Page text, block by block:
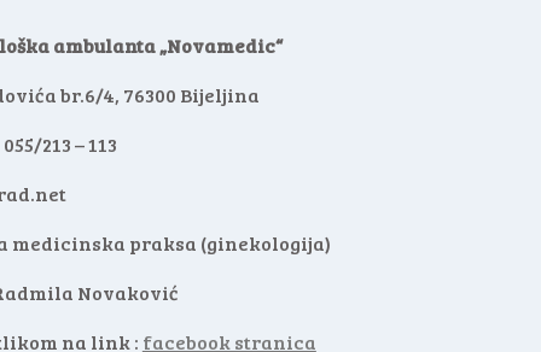
ambulanta „Novamedic“
br.6/4, 76300 Bijeljina
213 – 113
medicinska praksa (ginekologija)
Novaković
na link : facebook stranica